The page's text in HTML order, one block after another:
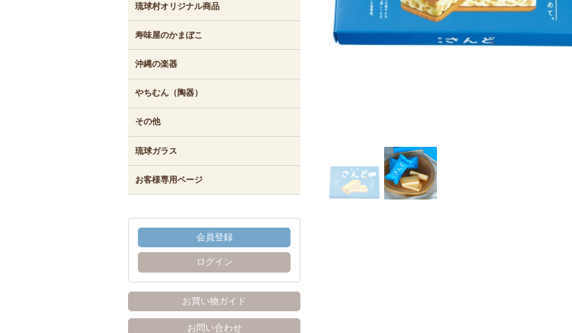
琉球村オリジナル商品
寿味屋のかまぼこ
沖縄の楽器
やちむん（陶器）
その他
琉球ガラス
お客様専用ページ
会員登録
ログイン
お買い物ガイド
お問い合わせ